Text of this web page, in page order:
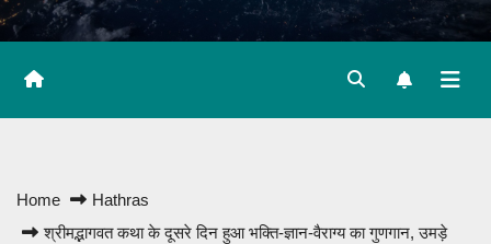
Home
Hathras
श्रीमद्भागवत कथा के दूसरे दिन हुआ भक्ति-ज्ञान-वैराग्य का गुणगान, उमड़े